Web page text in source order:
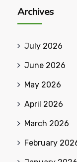
Archives
July 2026
June 2026
May 2026
April 2026
March 2026
February